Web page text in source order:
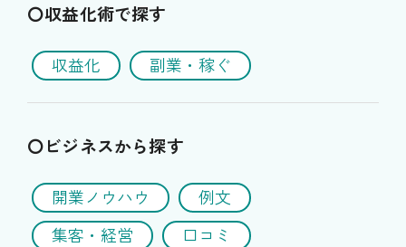
〇収益化術で探す
収益化 副業・稼ぐ
〇ビジネスから探す
開業ノウハウ
例文
集客・経営
口コミ